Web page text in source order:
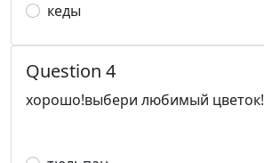
кеды
Question 4
хорошо!выбери любимый цветок!